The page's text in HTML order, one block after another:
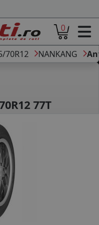
ANVELOPE
COMPANII
0
70R12 NANKANG
77T